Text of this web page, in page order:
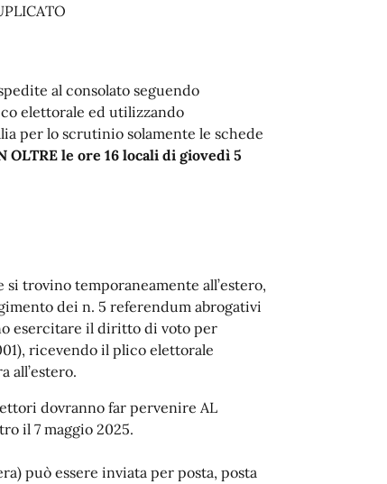
al consolato seguendo
elettorale ed utilizzando
per lo scrutinio solamente le schede
OLTRE le ore 16 locali di giovedì 5
trovino temporaneamente all’estero,
dei n. 5 referendum abrogativi
esercitare il diritto di voto per
ricevendo il plico elettorale
all’estero.
dovranno far pervenire AL
il 7 maggio 2025.
può essere inviata per posta, posta